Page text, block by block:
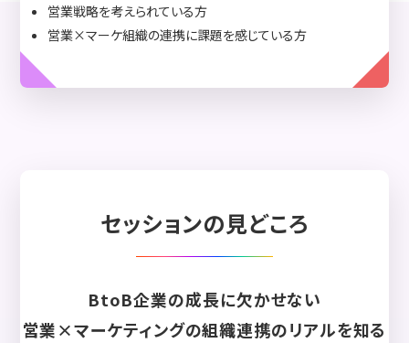
営業戦略を考えられている方
営業×マーケ組織の連携に課題を感じている方
セッションの見どころ
BtoB企業の成長に欠かせない
営業×マーケティングの組織連携のリアルを知る